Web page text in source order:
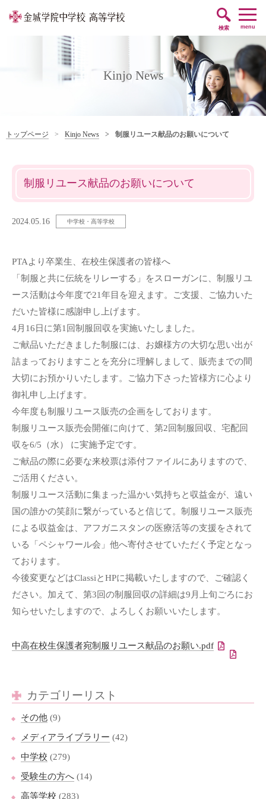
検索 menu
帰国子女編入・
Kinjo News
トップページ Kinjo News 制服リユース献品のお願いについて
制服リユース献品のお願いについて
2024.05.16 中学校・高等学校
PTAより卒業生、在校生保護者の皆様へ
「制服と共に伝統をリレーする」をスローガンに、制服リユ
ース活動は今年度で21年目を迎えます。ご支援、ご協力いた
だいた皆様に感謝申し上げます。
4月16日に第1回制服回収を実施いたしました。
ご献品いただきました制服には、お嬢様方の大切な思い出が
詰まっておりますことを充分に理解しまして、販売までの間
大切にお預かりいたします。ご協力下さった皆様方に心より
御礼申し上げます。
今年度も制服リユース販売の企画をしております。
制服リユース販売会開催に向けて、第2回制服回収、宅配回
収を6/5（水） に実施予定です。
ご献品の際に必要な来校票は添付ファイルにありますので、
ご活用ください。
制服リユース活動に集まった温かい気持ちと収益金が、遠い
国の誰かの笑顔に繋がっていると信じて。制服リユース販売
による収益金は、アフガニスタンの医療活等の支援をされて
いる「ペシャワール会」他へ寄付させていただく予定となっ
ております。
今後変更などはClassiとHPに掲載いたしますので、ご確認く
ださい。加えて、第3回の制服回収の詳細は9月上旬ごろにお
知らせいたしますので、よろしくお願いいたします。
中高在校生保護者宛制服リユース献品のお願い.pdf
カテゴリーリスト
その他 (9)
メディアライブラリー (42)
中学校 (279)
受験生の方へ (14)
高等学校 (283)